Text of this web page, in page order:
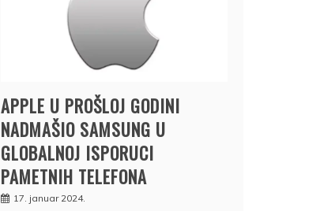
APPLE U PROŠLOJ GODINI
NADMAŠIO SAMSUNG U
GLOBALNOJ ISPORUCI
PAMETNIH TELEFONA
17. januar 2024.